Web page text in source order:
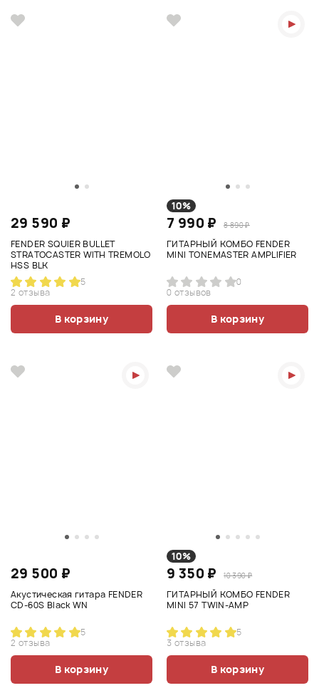
29 590 ₽
FENDER SQUIER BULLET
STRATOCASTER WITH TREMOLO
HSS BLK
5
2 отзыва
В корзину
10%
7 990 ₽ 8 890 ₽
ГИТАРНЫЙ КОМБО FENDER
MINI TONEMASTER AMPLIFIER
0
0 отзывов
В корзину
29 500 ₽
Акустическая гитара FENDER
CD-60S Black WN
5
2 отзыва
В корзину
10%
9 350 ₽ 10 390 ₽
ГИТАРНЫЙ КОМБО FENDER
MINI 57 TWIN-AMP
5
3 отзыва
В корзину